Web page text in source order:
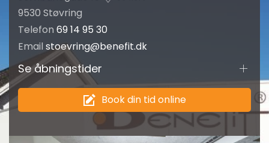
9530 Støvring
Telefon 69 14 95 30
Email stoevring@benefit.dk
Se åbningstider
Book din tid online